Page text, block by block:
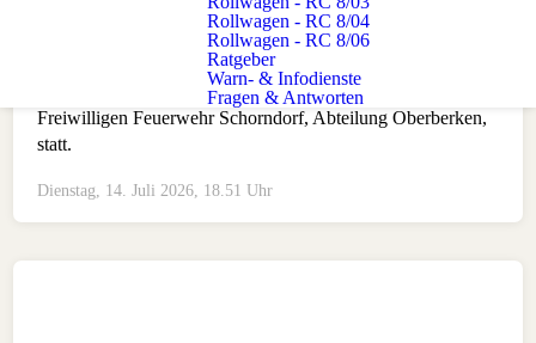
Rollwagen - RC 8/04
Rollwagen - RC 8/06
Ratgeber
Warn- & Infodienste
Fragen & Antworten
den Atemschutzlehrgang des Ausbildungsverbundes IV im
Rems-Murr-Kreis erfolgreich abgeschlossen. Der Lehrgang
fand vom 22. Juni bis 8. Juli 2026 an insgesamt sieben
Ausbildungsabenden im Feuerwehrgerätehaus der
Freiwilligen Feuerwehr Schorndorf, Abteilung Oberberken,
statt.
Dienstag, 14. Juli 2026, 18.51 Uhr